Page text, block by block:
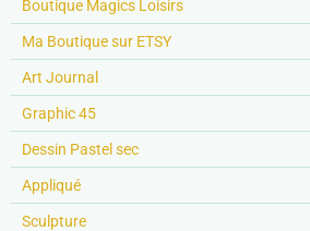
Boutique Magics Loisirs
Ma Boutique sur ETSY
Art Journal
Graphic 45
Dessin Pastel sec
Appliqué
Sculpture